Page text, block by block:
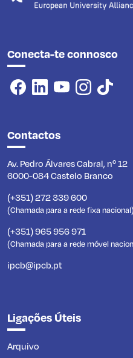
Conecta-te connosco
Contactos
Av. Pedro Álvares Cabral, nº 12
6000-084 Castelo Branco
(+351) 272 339 600
(Chamada para a rede fixa nacional)
(+351) 965 956 971
(Chamada para a rede móvel
ipcb@ipcb.pt
Ligações Úteis
Arquivo